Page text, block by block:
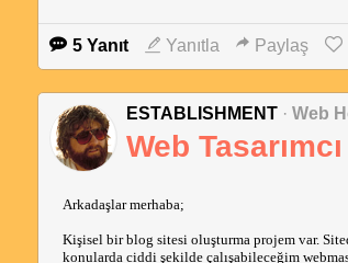
5 Yanıt Yanıtla Paylaş
ESTABLISHMENT · Web
Web
Arkadaşlar merhaba;
Kişisel bir blog sitesi oluşturma projem var.
konularda ciddi şekilde çalışabileceğim